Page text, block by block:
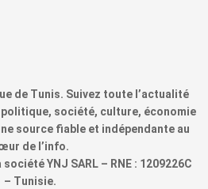
de Tunis. Suivez toute l’actualité
politique, société, culture, économie
source fiable et indépendante au
de l’info.
YNJ SARL – RNE : 1209226C
– Tunisie.